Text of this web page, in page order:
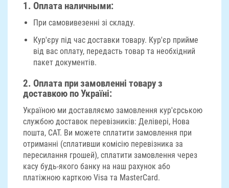
1. Оплата наличными:
При самовивезенні зі складу.
Кур'єру під час доставки товару. Кур'єр прийме
від вас оплату, передасть товар та необхідний
пакет документів.
2. Оплата при замовленні товару з
доставкою по Україні:
Україною ми доставляємо замовлення кур'єрською
службою доставок перевізників: Делівері, Нова
пошта, САТ. Ви можете сплатити замовлення при
отриманні (сплативши комісію перевізника за
пересилання грошей), сплатити замовлення через
касу будь-якого банку на наш рахунок або
платіжною карткою Visa та MasterCard.